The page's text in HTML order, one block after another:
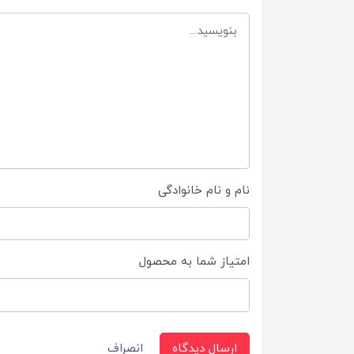
نام و نام خانوادگی
امتیاز شما به محصول
ارسال دیدگاه انصراف